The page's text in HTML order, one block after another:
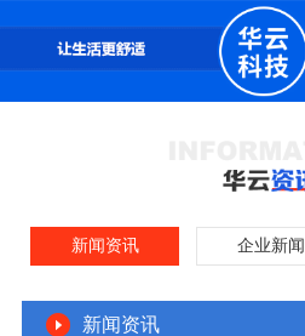
新闻资讯 企业新闻
新闻资讯